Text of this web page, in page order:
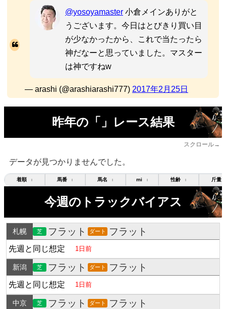
@yosoyamaster 小倉メインありがと
うございます。今日はとびきり買い目
が少なかったから、これで当たったら
神だなーと思っていました。マスター
は神ですねw
— arashi (@arashiarashi777) 2017年2月25日
昨年の「」レース結果
スクロール→
データが見つかりませんでした。
着順 ↕ 馬番 ↕ 馬名 ↕ mi ↕ 性齢 ↕ 斤量
今週のトラックバイアス
札幌 芝 フラット ダート フラット
先週と同じ想定 1日前
新潟 芝 フラット ダート フラット
先週と同じ想定 1日前
中京 芝 フラット ダート フラット